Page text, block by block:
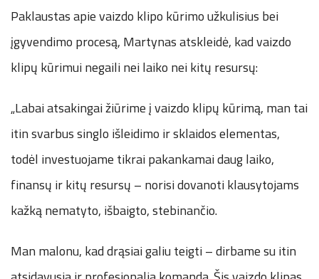
Paklaustas apie vaizdo klipo kūrimo užkulisius bei
įgyvendimo procesą, Martynas atskleidė, kad vaizdo
klipų kūrimui negaili nei laiko nei kitų resursų:
„Labai atsakingai žiūrime į vaizdo klipų kūrimą, man tai
itin svarbus singlo išleidimo ir sklaidos elementas,
todėl investuojame tikrai pakankamai daug laiko,
finansų ir kitų resursų – norisi dovanoti klausytojams
kažką nematyto, išbaigto, stebinančio.
Man malonu, kad drąsiai galiu teigti – dirbame su itin